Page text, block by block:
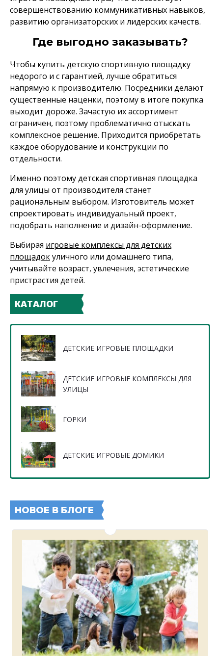
совершенствованию коммуникативных навыков,
развитию организаторских и лидерских качеств.
Где выгодно заказывать?
Чтобы купить детскую спортивную площадку
недорого и с гарантией, лучше обратиться
напрямую к производителю. Посредники делают
существенные наценки, поэтому в итоге покупка
выходит дороже. Зачастую их ассортимент
ограничен, поэтому проблематично отыскать
комплексное решение. Приходится приобретать
каждое оборудование и конструкции по
отдельности.
Именно поэтому детская спортивная площадка
для улицы от производителя станет
рациональным выбором. Изготовитель может
спроектировать индивидуальный проект,
подобрать наполнение и дизайн-оформление.
Выбирая игровые комплексы для детских
площадокуличного или домашнего типа,
учитывайте возраст, увлечения, эстетические
пристрастия детей.
КАТАЛОГ
ДЕТСКИЕ ИГРОВЫЕ ПЛОЩАДКИ
ДЕТСКИЕ ИГРОВЫЕ КОМПЛЕКСЫ ДЛЯ
УЛИЦЫ
ГОРКИ
ДЕТСКИЕ ИГРОВЫЕ ДОМИКИ
НОВОЕ В БЛОГЕ